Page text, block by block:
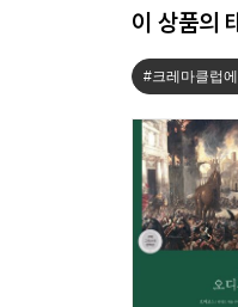
이 상품의
#크레마클럽